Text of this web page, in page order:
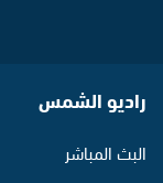
راديو الشمس
البث المباشر